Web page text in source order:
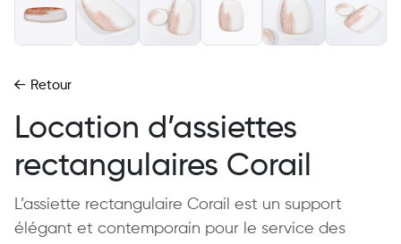
Retour
Location d’assiettes
rectangulaires Corail
L’assiette rectangulaire Corail est un support
élégant et contemporain pour le service des